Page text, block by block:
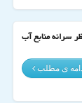
سرانه منابع آب
ی مطلب